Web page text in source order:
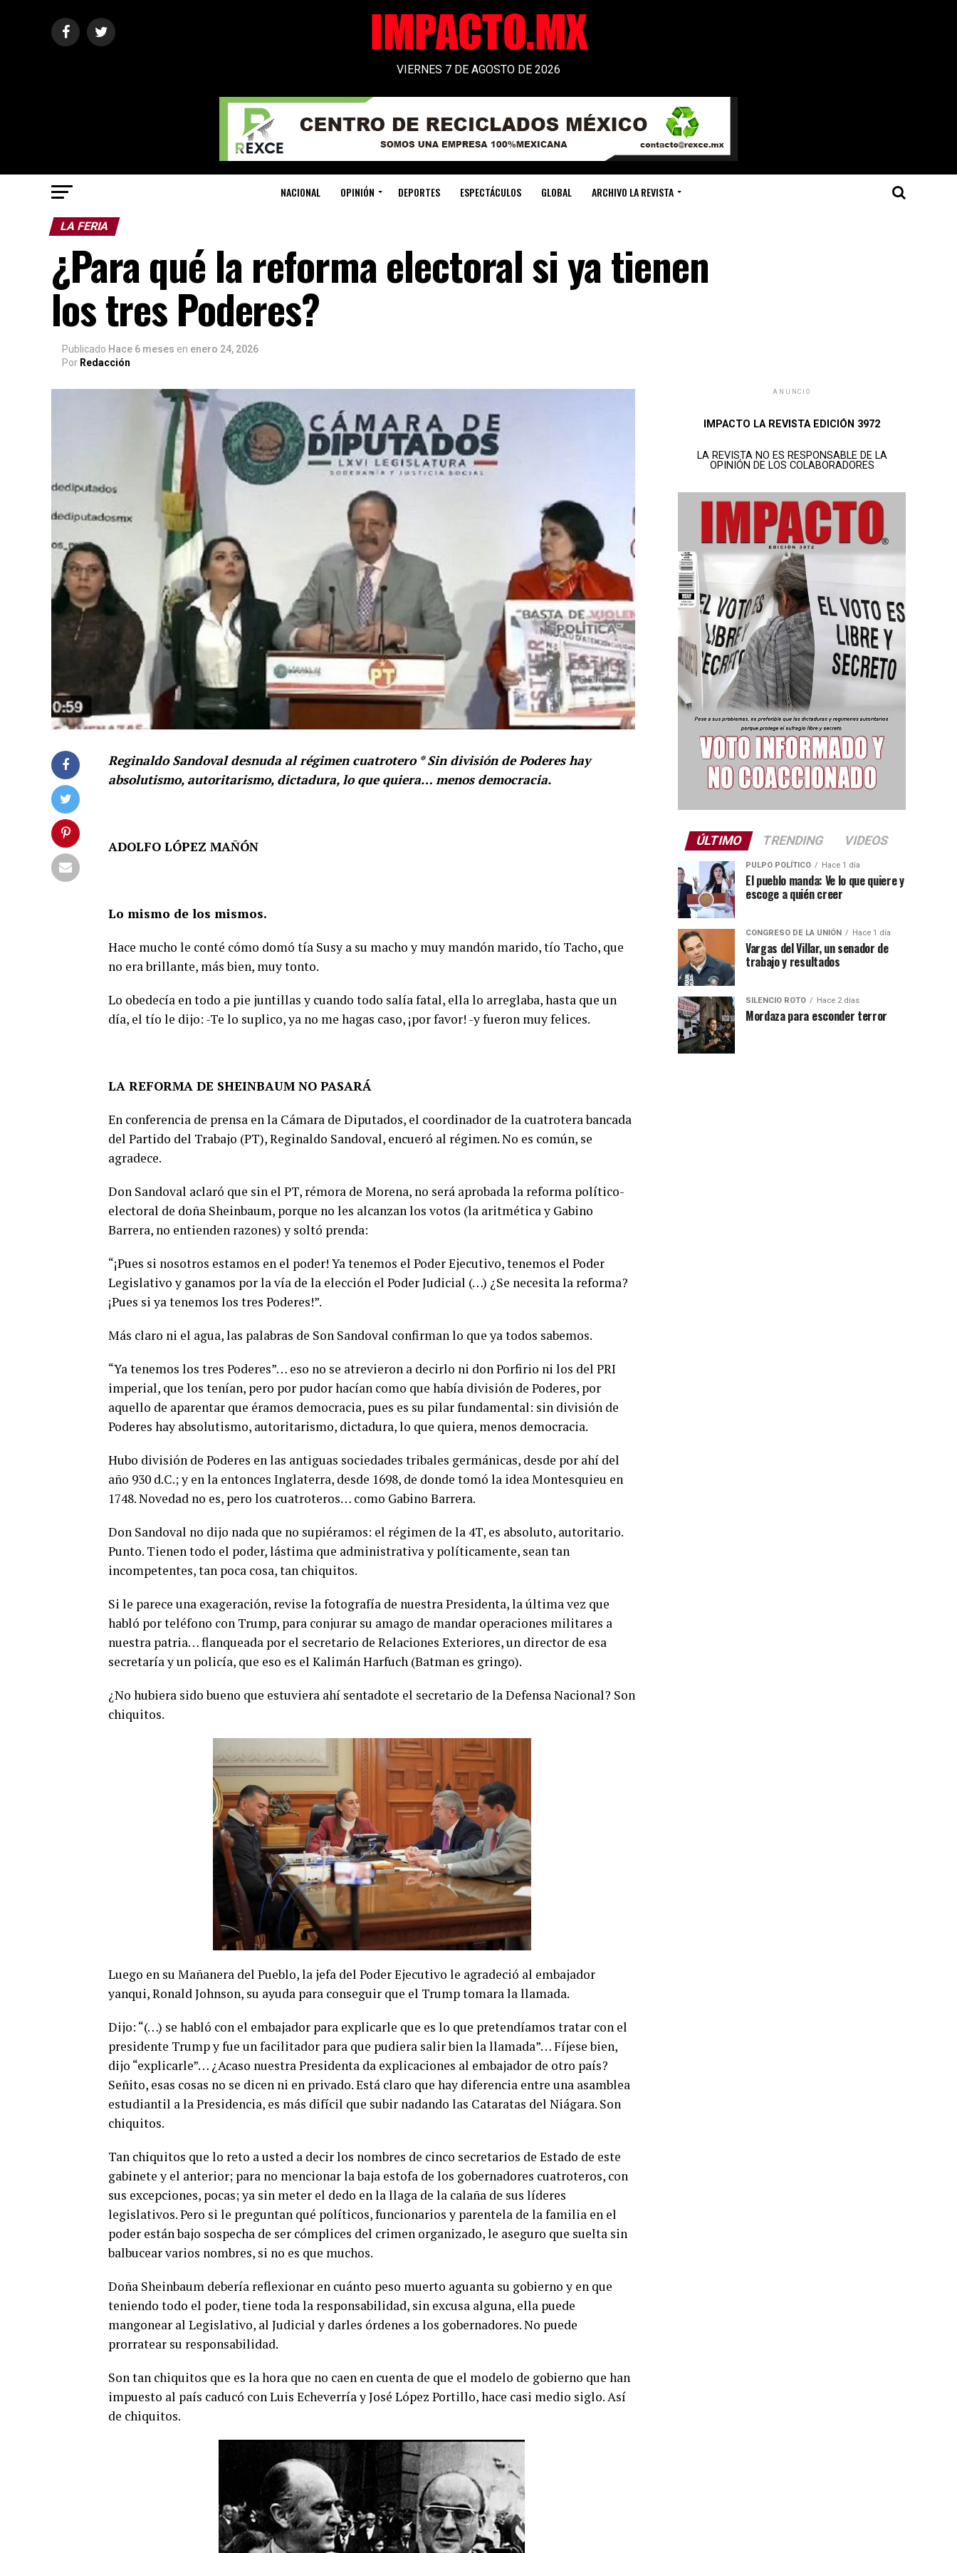
VIERNES 7 DE AGOSTO DE 2026
NACIONAL OPINIÓN DEPORTES ESPECTÁCULOS GLOBAL ARCHIVO LA REVISTA
LA FERIA
¿Para qué la reforma electoral si ya tienen
los tres Poderes?
Publicado Hace 6 meses en enero 24, 2026
Por Redacción
Reginaldo Sandoval desnuda al régimen cuatrotero * Sin división de Poderes hay
absolutismo, autoritarismo, dictadura, lo que quiera… menos democracia.
ADOLFO LÓPEZ MAÑÓN
Lo mismo de los mismos.
Hace mucho le conté cómo domó tía Susy a su macho y muy mandón marido, tío Tacho, que
no era brillante, más bien, muy tonto.
Lo obedecía en todo a pie juntillas y cuando todo salía fatal, ella lo arreglaba, hasta que un
día, el tío le dijo: -Te lo suplico, ya no me hagas caso, ¡por favor! -y fueron muy felices.
LA REFORMA DE SHEINBAUM NO PASARÁ
En conferencia de prensa en la Cámara de Diputados, el coordinador de la cuatrotera bancada
del Partido del Trabajo (PT), Reginaldo Sandoval, encueró al régimen. No es común, se
agradece.
Don Sandoval aclaró que sin el PT, rémora de Morena, no será aprobada la reforma político-
electoral de doña Sheinbaum, porque no les alcanzan los votos (la aritmética y Gabino
Barrera, no entienden razones) y soltó prenda:
“¡Pues si nosotros estamos en el poder! Ya tenemos el Poder Ejecutivo, tenemos el Poder
Legislativo y ganamos por la vía de la elección el Poder Judicial (…) ¿Se necesita la reforma?
¡Pues si ya tenemos los tres Poderes!”.
Más claro ni el agua, las palabras de Son Sandoval confirman lo que ya todos sabemos.
“Ya tenemos los tres Poderes”… eso no se atrevieron a decirlo ni don Porfirio ni los del PRI
imperial, que los tenían, pero por pudor hacían como que había división de Poderes, por
aquello de aparentar que éramos democracia, pues es su pilar fundamental: sin división de
Poderes hay absolutismo, autoritarismo, dictadura, lo que quiera, menos democracia.
Hubo división de Poderes en las antiguas sociedades tribales germánicas, desde por ahí del
año 930 d.C.; y en la entonces Inglaterra, desde 1698, de donde tomó la idea Montesquieu en
1748. Novedad no es, pero los cuatroteros… como Gabino Barrera.
Don Sandoval no dijo nada que no supiéramos: el régimen de la 4T, es absoluto, autoritario.
Punto. Tienen todo el poder, lástima que administrativa y políticamente, sean tan
incompetentes, tan poca cosa, tan chiquitos.
Si le parece una exageración, revise la fotografía de nuestra Presidenta, la última vez que
habló por teléfono con Trump, para conjurar su amago de mandar operaciones militares a
nuestra patria… flanqueada por el secretario de Relaciones Exteriores, un director de esa
secretaría y un policía, que eso es el Kalimán Harfuch (Batman es gringo).
¿No hubiera sido bueno que estuviera ahí sentadote el secretario de la Defensa Nacional? Son
chiquitos.
Luego en su Mañanera del Pueblo, la jefa del Poder Ejecutivo le agradeció al embajador
yanqui, Ronald Johnson, su ayuda para conseguir que el Trump tomara la llamada.
Dijo: “(…) se habló con el embajador para explicarle que es lo que pretendíamos tratar con el
presidente Trump y fue un facilitador para que pudiera salir bien la llamada”… Fíjese bien,
dijo “explicarle”… ¿Acaso nuestra Presidenta da explicaciones al embajador de otro país?
Señito, esas cosas no se dicen ni en privado. Está claro que hay diferencia entre una asamblea
estudiantil a la Presidencia, es más difícil que subir nadando las Cataratas del Niágara. Son
chiquitos.
Tan chiquitos que lo reto a usted a decir los nombres de cinco secretarios de Estado de este
gabinete y el anterior; para no mencionar la baja estofa de los gobernadores cuatroteros, con
sus excepciones, pocas; ya sin meter el dedo en la llaga de la calaña de sus líderes
legislativos. Pero si le preguntan qué políticos, funcionarios y parentela de la familia en el
poder están bajo sospecha de ser cómplices del crimen organizado, le aseguro que suelta sin
balbucear varios nombres, si no es que muchos.
Doña Sheinbaum debería reflexionar en cuánto peso muerto aguanta su gobierno y en que
teniendo todo el poder, tiene toda la responsabilidad, sin excusa alguna, ella puede
mangonear al Legislativo, al Judicial y darles órdenes a los gobernadores. No puede
prorratear su responsabilidad.
Son tan chiquitos que es la hora que no caen en cuenta de que el modelo de gobierno que han
impuesto al país caducó con Luis Echeverría y José López Portillo, hace casi medio siglo. Así
de chiquitos.
ANUNCIO
IMPACTO LA REVISTA EDICIÓN 3972
LA REVISTA NO ES RESPONSABLE DE LA
OPINIÓN DE LOS COLABORADORES
ÚLTIMO TRENDING VIDEOS
PULPO POLÍTICO Hace 1 día
El pueblo manda: Ve lo que quiere y
escoge a quién creer
CONGRESO DE LA UNIÓN Hace 1 día
Vargas del Villar, un senador de
trabajo y resultados
SILENCIO ROTO Hace 2 días
Mordaza para esconder terror